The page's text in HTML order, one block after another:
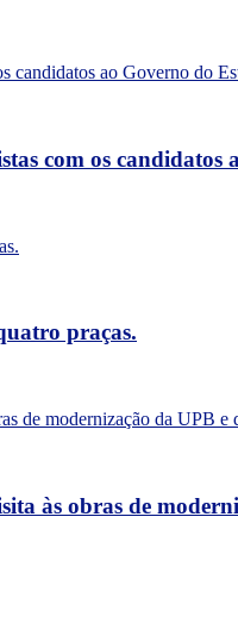
com os candidatos
praças.
às obras de